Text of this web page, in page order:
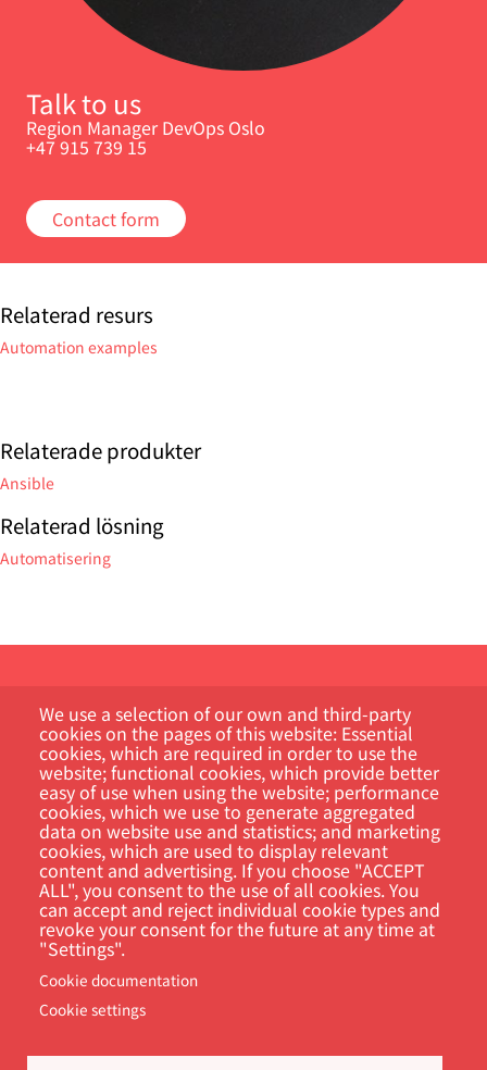
Talk to us
Region Manager DevOps Oslo
+47 915 739 15
Contact form
Relaterad resurs
Automation examples
Relaterade produkter
Ansible
Relaterad lösning
Automatisering
Kundportal
Sök
We use a selection of our own and third-party
cookies on the pages of this website: Essential
cookies, which are required in order to use the
website; functional cookies, which provide better
easy of use when using the website; performance
cookies, which we use to generate aggregated
data on website use and statistics; and marketing
cookies, which are used to display relevant
content and advertising. If you choose "ACCEPT
ALL", you consent to the use of all cookies. You
can accept and reject individual cookie types and
revoke your consent for the future at any time at
"Settings".
Cookie documentation
Cookie settings